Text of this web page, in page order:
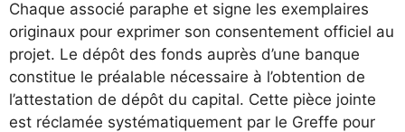
Chaque associé paraphe et signe les exemplaires
originaux pour exprimer son consentement officiel au
projet. Le dépôt des fonds auprès d’une banque
constitue le préalable nécessaire à l’obtention de
l’attestation de dépôt du capital. Cette pièce jointe
est réclamée systématiquement par le Greffe pour